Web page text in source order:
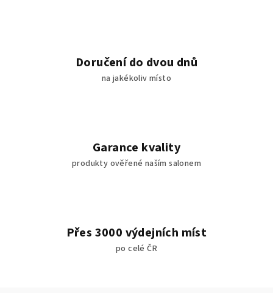
Doručení do dvou dnů
na jakékoliv místo
Garance kvality
produkty ověřené naším salonem
Přes 3000 výdejních míst
po celé ČR